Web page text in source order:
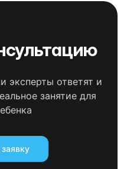
эксперты ответят и
занятие для